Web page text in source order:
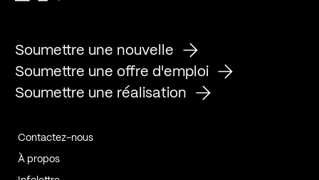
Soumettre une nouvelle
Soumettre une offre d'emploi
Soumettre une réalisation
Contactez-nous
À propos